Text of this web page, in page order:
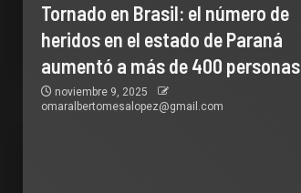
Tornado en Brasil: el número de
heridos en el estado de Paraná
aumentó a más de 400 personas
noviembre 9, 2025
omaralbertomesalopez@gmail.com